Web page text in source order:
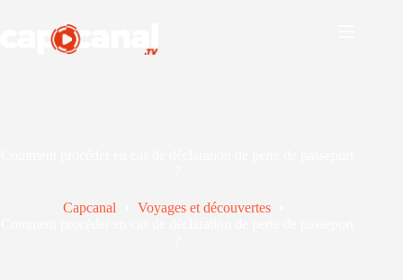
Capcanal
Voyages et découvertes